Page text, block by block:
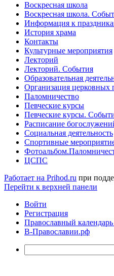
Воскресная школа
Воскресная школа.
Информация к
История храма
Контакты
Культурные мероприятия
Лекторий
Лекторий. События
Образовательная
Организация церковных
Паломничество
Певческие курсы
Певческие курсы.
Расписание
Социальная деятельность
Спортивные
ЦСПС
Работает на Prihod.ru при
Перейти к верхней панели
Войти
Регистрация
Православный календарь
В-Православии.рф